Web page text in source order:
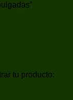
tu producto: